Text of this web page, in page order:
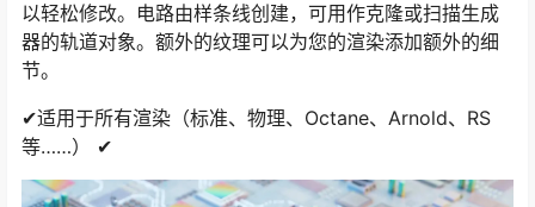
以轻松修改。电路由样条线创建，可用作克隆或扫描生成
器的轨道对象。额外的纹理可以为您的渲染添加额外的细
节。
✔适用于所有渲染（标准、物理、Octane、Arnold、RS
等……） ✔